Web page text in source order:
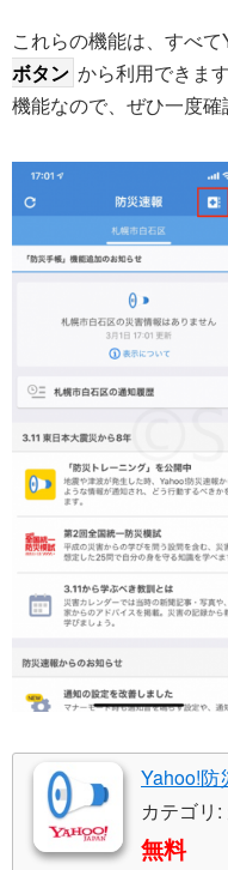
これらの機能は、すべ
ボタン から利用できま
機能なので、ぜひ一度確
Yahoo!防
カテゴリ
無料